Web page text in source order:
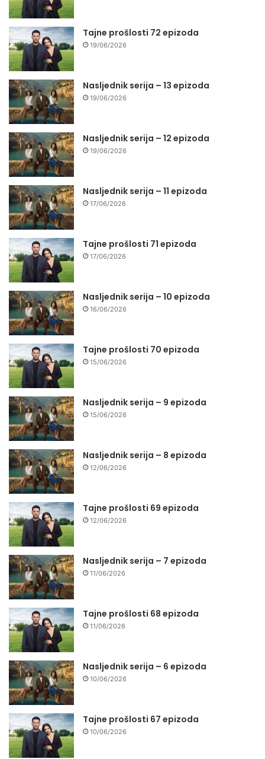
Tajne prošlosti 72 epizoda
19/06/2026
Nasljednik serija – 13 epizoda
19/06/2026
Nasljednik serija – 12 epizoda
19/06/2026
Nasljednik serija – 11 epizoda
17/06/2026
Tajne prošlosti 71 epizoda
17/06/2026
Nasljednik serija – 10 epizoda
16/06/2026
Tajne prošlosti 70 epizoda
15/06/2026
Nasljednik serija – 9 epizoda
15/06/2026
Nasljednik serija – 8 epizoda
12/06/2026
Tajne prošlosti 69 epizoda
12/06/2026
Nasljednik serija – 7 epizoda
11/06/2026
Tajne prošlosti 68 epizoda
11/06/2026
Nasljednik serija – 6 epizoda
10/06/2026
Tajne prošlosti 67 epizoda
10/06/2026